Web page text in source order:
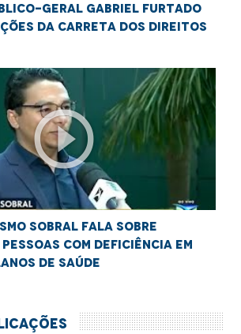
Geral Gabriel Furtado
da Carreta dos Direitos
play_circle_outline
Sobral fala sobre
com deficiência em
de saúde